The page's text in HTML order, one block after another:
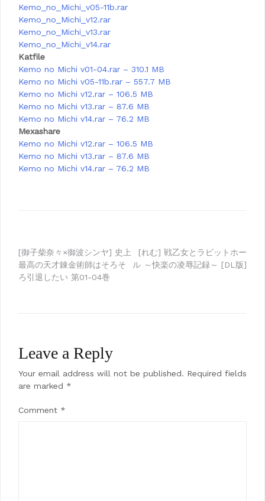
Kemo_no_Michi_v05-11b.rar
Kemo_no_Michi_v12.rar
Kemo_no_Michi_v13.rar
Kemo_no_Michi_v14.rar
Katfile
Kemo no Michi v01-04.rar – 310.1 MB
Kemo no Michi v05-11b.rar – 557.7 MB
Kemo no Michi v12.rar – 106.5 MB
Kemo no Michi v13.rar – 87.6 MB
Kemo no Michi v14.rar – 76.2 MB
Mexashare
Kemo no Michi v12.rar – 106.5 MB
Kemo no Michi v13.rar – 87.6 MB
Kemo no Michi v14.rar – 76.2 MB
Post
navigation
[御子柴奈々×御波シンヤ] 史上
最高の天才錬金術師はそろそ
ろ引退したい 第01-04巻
[れむ] 戦乙女とラビットホー
ル ～快楽の凌辱記録～ [DL版]
Leave a Reply
Your email address will not be published. Required fields
are marked *
Comment *